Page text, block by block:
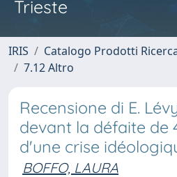
Trieste
IRIS Catalogo Prodotti
7.12 Altro
Recensione di E.
devant la défaite de
d'une crise
BOFFO, LAURA